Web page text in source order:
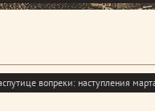
вопреки: наступления